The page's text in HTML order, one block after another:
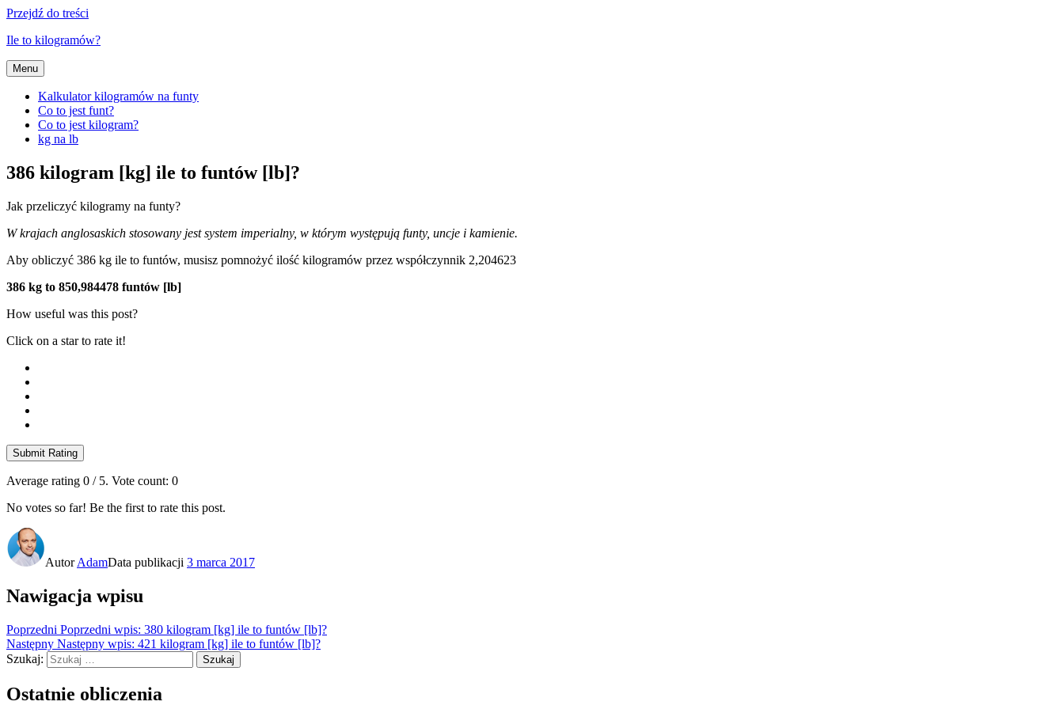
Przejdź do treści
Ile to kilogramów?
Menu
Kalkulator kilogramów na funty
Co to jest funt?
Co to jest kilogram?
kg na lb
386 kilogram [kg] ile to funtów [lb]?
Jak przeliczyć kilogramy na funty?
W krajach anglosaskich stosowany jest system imperialny, w którym występują funty, uncje i kamienie.
Aby obliczyć 386 kg ile to funtów, musisz pomnożyć ilość kilogramów przez współczynnik 2,204623
386 kg to 850,984478 funtów [lb]
How useful was this post?
Click on a star to rate it!
Submit Rating
Average rating 0 / 5. Vote count: 0
No votes so far! Be the first to rate this post.
AutorAdamData publikacji 3 marca 2017
Nawigacja wpisu
Poprzedni Poprzedni wpis: 380 kilogram [kg] ile to funtów [lb]?
Następny Następny wpis: 421 kilogram [kg] ile to funtów [lb]?
Szukaj:
Szukaj
Ostatnie obliczenia